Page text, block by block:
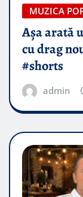
MUZICA
Așa arată
cu drag
#shorts
admin